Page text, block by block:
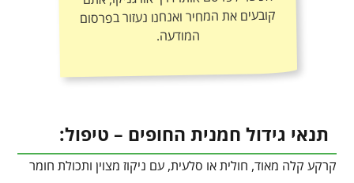
המודעה.
תנאי גידול חמנית החופים – טיפול:
קרקע קלה מאוד, חולית או סלעית, עם ניקוז מצוין ותכולת חומר